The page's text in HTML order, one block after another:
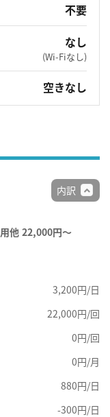
不要
なし
(Wi-Fiなし)
空きなし
他 22,000円〜
内訳
3,200円/日
22,000円/回
0円/回
0円/月
880円/日
-300円/日